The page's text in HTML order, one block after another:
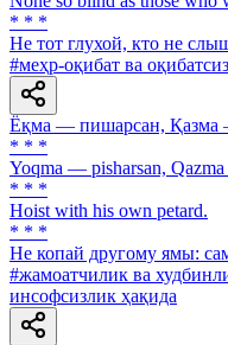
* * *
He тот глухой, кто не
#меҳр-оқибат ва
Ёқма — пишарсан, Қазма
* * *
Yoqma — pisharsan,
* * *
Hoist with his own petard.
* * *
He копай другому ямы:
#жамоатчилик ва
инсофсизлик ҳақида